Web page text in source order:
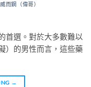
威而鋼（偉哥）
首選。對於大多數難以
）的男性而言，這些藥
→